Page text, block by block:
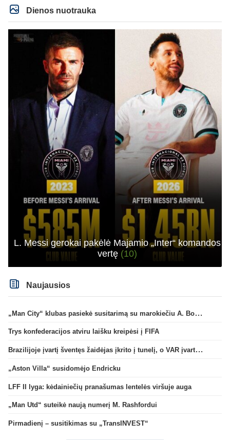
Dienos nuotrauka
L. Messi gerokai pakėlė Majamio „Inter“ komandos
vertę (10)
Naujausios
„Man City“ klubas pasiekė susitarimą su marokiečiu A. Bouaddi
Trys konfederacijos atviru laišku kreipėsi į FIFA
Brazilijoje įvartį šventęs žaidėjas įkrito į tunelį, o VAR įvartį atšaukė
„Aston Villa“ susidomėjo Endricku
LFF II lyga: kėdainiečių pranašumas lentelės viršuje auga
„Man Utd“ suteikė naują numerį M. Rashfordui
Pirmadienį – susitikimas su „TransINVEST“